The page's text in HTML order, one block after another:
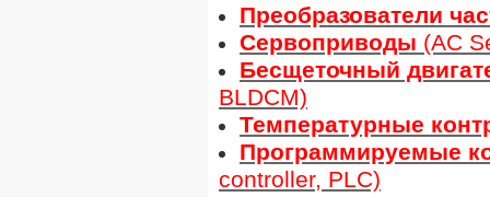
Преобразователи
Сервоприводы (AC
Бесщеточный
BLDCM)
Температурные
Программируемые
controller, PLC)